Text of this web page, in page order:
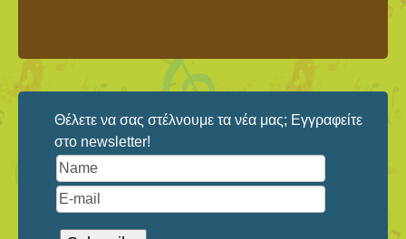
Θέλετε να σας στέλνουμε τα νέα μας; Εγγραφείτε
στο newsletter!